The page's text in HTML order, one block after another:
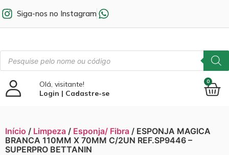
Siga-nos no Instagram
Olá, visitante!
Login | Cadastre-se
0
Início / Limpeza / Esponja/ Fibra / ESPONJA MAGICA
BRANCA 110MM X 70MM C/2UN REF.SP9446 –
SUPERPRO BETTANIN